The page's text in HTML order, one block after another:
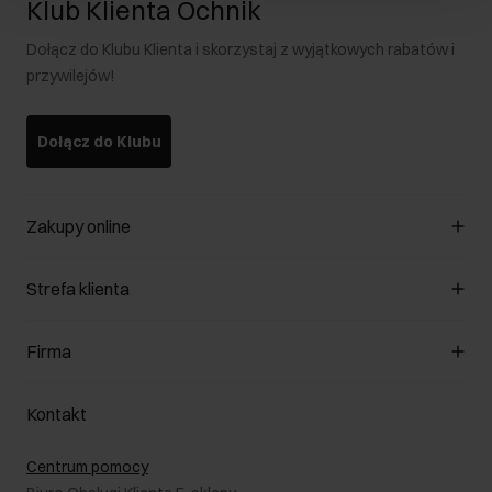
Klub Klienta Ochnik
Dołącz do Klubu Klienta i skorzystaj z wyjątkowych rabatów i
przywilejów!
Dołącz do Klubu
Zakupy online
Zarządzaj cookies
Formy płatności
Jak dokonać zwrotu?
Strefa klienta
Klub Klienta
Zwróć produkty
W podróży
Firma
O nas
Salony
B2B - Sprzedaż dla firm
Kontakt
Centrum pomocy